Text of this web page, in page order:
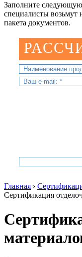
Заполните
специалисты
пакета документов.
Главная ›
Сертификация